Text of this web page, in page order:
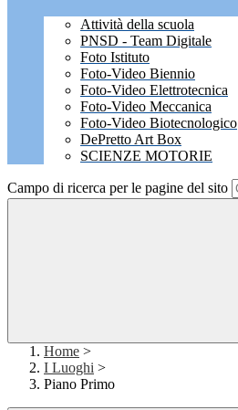
Attività della scuola
PNSD - Team Digitale
Foto Istituto
Foto-Video Biennio
Foto-Video Elettrotecnica
Foto-Video Meccanica
Foto-Video Biotecnologico
DePretto Art Box
SCIENZE MOTORIE
Campo di ricerca per le pagine del sito
Home >
I Luoghi >
Piano Primo